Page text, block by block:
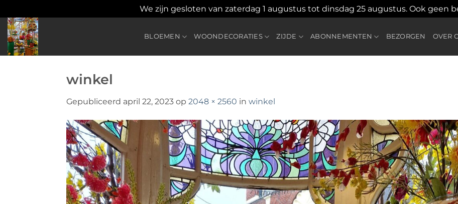
We zijn gesloten van zaterdag 1 augustus tot dinsdag 25 augustus. Ook geen
Ga
naar
inhoud
BLOEMEN WOONDECORATIES ZIJDE ABONNEMENTEN BEZORGEN OVER
winkel
Gepubliceerd april 22, 2023 op 2048 × 2560 in winkel